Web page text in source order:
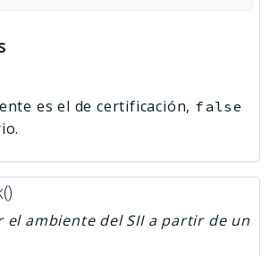
es el de certificación, false
ambiente del SII a partir de un